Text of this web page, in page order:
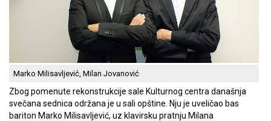
Marko Milisavljević, Milan Jovanović
Zbog pomenute rekonstrukcije sale Kulturnog centra današnja
svečana sednica održana je u sali opštine. Nju je uveličao bas
bariton Marko Milisavljević, uz klavirsku pratnju Milana